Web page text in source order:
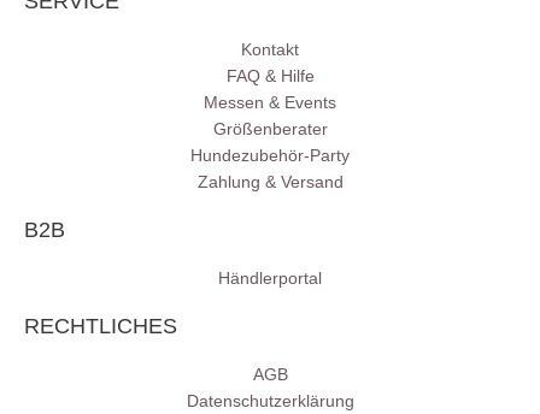
Kontakt
FAQ & Hilfe
Messen & Events
Größenberater
Hundezubehör-Party
Zahlung & Versand
B2B
Händlerportal
RECHTLICHES
AGB
Datenschutzerklärung